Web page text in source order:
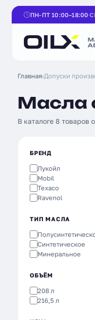
ПН-ПТ 10:00–18:00
Главная›Допуски
Масла
В каталоге 8 товаров
БРЕНД
Лукойл
Mobil
Texaco
Ravenol
ТИП МАСЛА
Синтетическое
Минеральное
ОБЪЁМ
208 л
216,5 л